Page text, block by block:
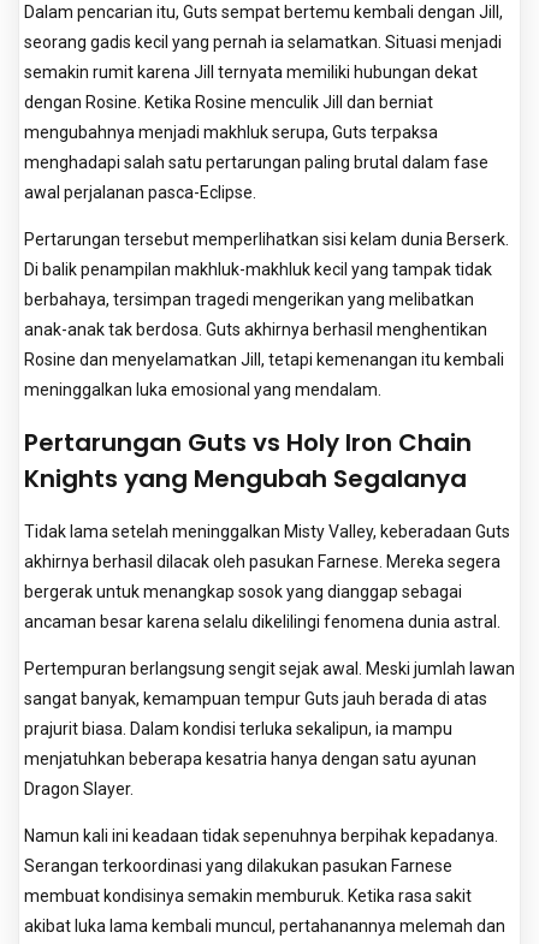
Dalam pencarian itu, Guts sempat bertemu kembali dengan Jill,
seorang gadis kecil yang pernah ia selamatkan. Situasi menjadi
semakin rumit karena Jill ternyata memiliki hubungan dekat
dengan Rosine. Ketika Rosine menculik Jill dan berniat
mengubahnya menjadi makhluk serupa, Guts terpaksa
menghadapi salah satu pertarungan paling brutal dalam fase
awal perjalanan pasca-Eclipse.
Pertarungan tersebut memperlihatkan sisi kelam dunia Berserk.
Di balik penampilan makhluk-makhluk kecil yang tampak tidak
berbahaya, tersimpan tragedi mengerikan yang melibatkan
anak-anak tak berdosa. Guts akhirnya berhasil menghentikan
Rosine dan menyelamatkan Jill, tetapi kemenangan itu kembali
meninggalkan luka emosional yang mendalam.
Pertarungan Guts vs Holy Iron Chain
Knights yang Mengubah Segalanya
Tidak lama setelah meninggalkan Misty Valley, keberadaan Guts
akhirnya berhasil dilacak oleh pasukan Farnese. Mereka segera
bergerak untuk menangkap sosok yang dianggap sebagai
ancaman besar karena selalu dikelilingi fenomena dunia astral.
Pertempuran berlangsung sengit sejak awal. Meski jumlah lawan
sangat banyak, kemampuan tempur Guts jauh berada di atas
prajurit biasa. Dalam kondisi terluka sekalipun, ia mampu
menjatuhkan beberapa kesatria hanya dengan satu ayunan
Dragon Slayer.
Namun kali ini keadaan tidak sepenuhnya berpihak kepadanya.
Serangan terkoordinasi yang dilakukan pasukan Farnese
membuat kondisinya semakin memburuk. Ketika rasa sakit
akibat luka lama kembali muncul, pertahanannya melemah dan